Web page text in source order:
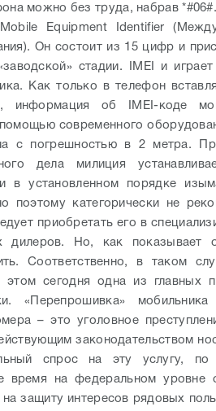
можно без труда, набрав *#06#.
Equipment Identifier
Он состоит из 15 цифр и
стадии. IMEI и
Как только в телефон
информация об IMEI-коде
современного
с погрешностью в 2 метра.
дела милиция
в установленном порядке
поэтому категорически не
приобретать его в
дилеров.
Но, как показывает
Соответственно, в таком
сегодня одна из главных
«Перепрошивка»
– это уголовное
законодательством
спрос на эту услугу, по
время на федеральном уровне
защиту интересов рядовых